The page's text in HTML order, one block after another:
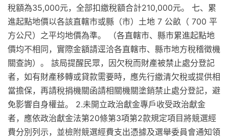
稅額為35,000元，全部扣繳稅額合計210,000元。 七、累
進起點地價以各該直轄市或縣（市）土地 7 公畝（ 700 平
方公尺）之平均地價為準。 （各直轄市、縣市累進起點地
價均不相同，實際金額請逕洽各直轄市、縣市地方稅稽徵機
關查詢）。 該局提醒民眾，因欠稅而財產被禁止處分登記
者，如有財產移轉或貸款需要時，應先行繳清欠稅或提供相
當擔保，再請稅捐機關函請相關機關塗銷禁止處分登記，避
免影響自身權益。 2.未開立政治獻金專戶收受政治獻金
者，應依政治獻金法第20條第3項第2款規定項目將競選經
費分別列示，並檢附競選經費支出憑據及選舉委員會通知領